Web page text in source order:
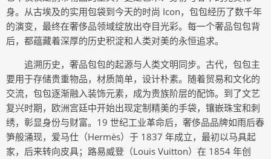
身。从古埃及的实用包袋到今天的时尚 Icon，包包经历了数千年
的演变，最终在奢侈品领域绽放出夺目光彩。每一个奢品包包背
后，都蕴藏着深厚的历史积淀和人类对美的永恒追求。
追溯历史，奢品包包的起源与人类文明同步。古代，包包主
要用于存储贵重物品，材质简单，设计朴素。随着贸易和文化的
交流，包包逐渐融入装饰元素，成为贵族阶层的配饰。到了文艺
复兴时期，欧洲宫廷中开始出现定制精美的手袋，镶嵌珠宝和刺
绣，彰显身份与财富。19 世纪工业革命后，奢侈品品牌如雨后春
笋般涌现，爱马仕（Hermès）于 1837 年成立，最初以马具起
家，后来转向皮具；路易威登（Louis Vuitton）在 1854 年创